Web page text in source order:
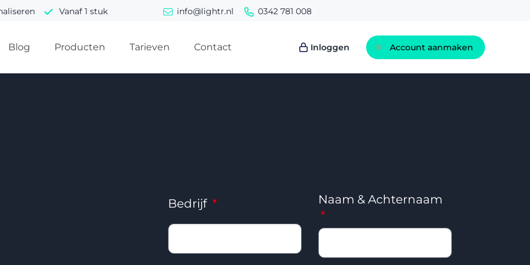
Vanaf 1 stuk info@lightr.nl 0342 781 008
Blog Producten Tarieven Contact Inloggen Account aanmaken
Bedrijf Naam & Achternaam